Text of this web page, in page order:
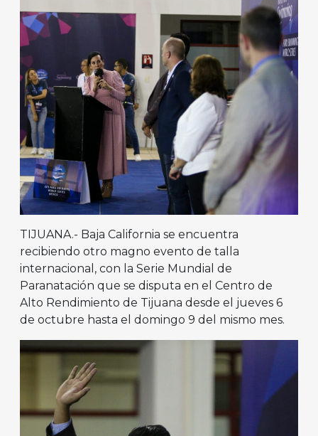
TIJUANA.- Baja California se encuentra
recibiendo otro magno evento de talla
internacional, con la Serie Mundial de
Paranatación que se disputa en el Centro de
Alto Rendimiento de Tijuana desde el jueves 6
de octubre hasta el domingo 9 del mismo mes.